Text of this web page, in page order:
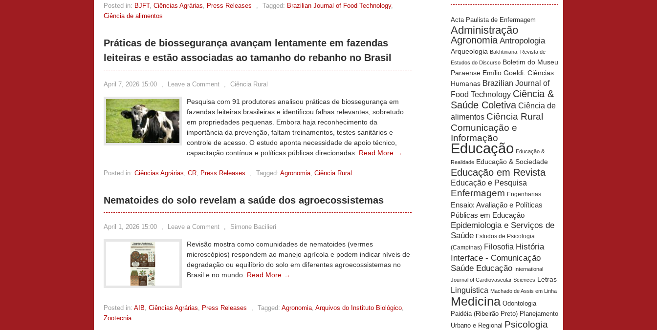
Posted in: BJFT, Ciências Agrárias, Press Releases , Tagged: Brazilian Journal of Food Technology,
Ciência de alimentos
Práticas de biossegurança avançam lentamente em fazendas
leiteiras e estão associadas ao tamanho do rebanho no Brasil
April 7, 2026 15:00 , Leave a Comment , Ciência Rural
Pesquisa com 91 produtores analisou práticas de biossegurança em
fazendas leiteiras brasileiras e identificou falhas relevantes, sobretudo
em propriedades pequenas. Embora haja reconhecimento da
importância da prevenção, faltam treinamentos, testes sanitários e
controle de acesso. O estudo aponta necessidade de apoio técnico,
capacitação contínua e políticas públicas direcionadas. Read More →
Posted in: Ciências Agrárias, CR, Press Releases , Tagged: Agronomia, Ciência Rural
Nematoides do solo revelam a saúde dos agroecossistemas
April 1, 2026 15:00 , Leave a Comment , Simone Bacilieri
Revisão mostra como comunidades de nematoides (vermes
microscópios) respondem ao manejo agrícola e podem indicar níveis de
degradação ou equilíbrio do solo em diferentes agroecossistemas no
Brasil e no mundo. Read More →
Posted in: AIB, Ciências Agrárias, Press Releases , Tagged: Agronomia, Arquivos do Instituto Biológico,
Zootecnia
Acta Paulista de Enfermagem
Administração
Agronomia Antropologia
Arqueologia Bakhtiniana: Revista de
Estudos do Discurso Boletim do Museu
Paraense Emílio Goeldi. Ciências
Humanas Brazilian Journal of
Food Technology Ciência &
Saúde Coletiva Ciência de
alimentos Ciência Rural
Comunicação e
Informação
Educação Educação &
Realidade Educação & Sociedade
Educação em Revista
Educação e Pesquisa
Enfermagem Engenharias
Ensaio: Avaliação e Políticas
Públicas em Educação
Epidemiologia e Serviços de
Saúde Estudos de Psicologia
(Campinas) Filosofia História
Interface - Comunicação
Saúde Educação International
Journal of Cardiovascular Sciences Letras
Linguística Machado de Assis em Linha
Medicina Odontologia
Paidéia (Ribeirão Preto) Planejamento
Urbano e Regional Psicologia